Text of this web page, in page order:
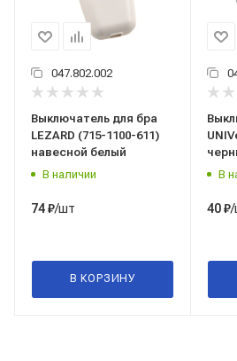
047.802.002
Выключатель для бра
LEZARD (715-1100-611)
навесной белый
В наличии
74₽/шт
В КОРЗИНУ
В
40₽